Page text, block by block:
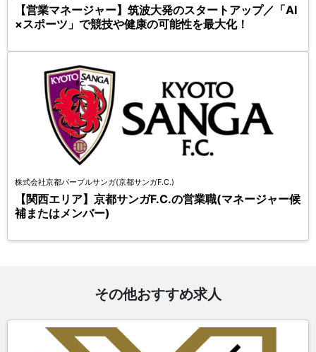
【営業マネージャー】筑波大発のスタートアップ／「AI
×スポーツ」で競技や健康の可能性を最大化！
株式会社京都パープルサンガ(京都サンガF.C.)
【関西エリア】京都サンガF.C.の営業職(マネージャー候
補またはメンバー)
その他おすすめ求人